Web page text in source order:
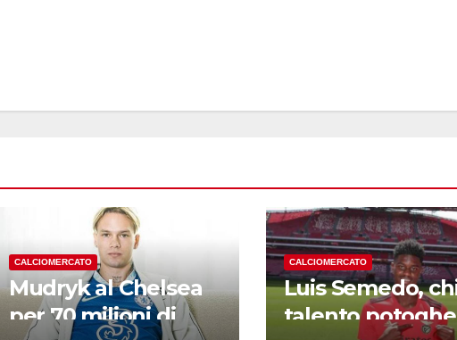
CALCIOMERCATO
Mudryk al Chelsea
per 70 milioni di
CALCIOMERCATO
Luis Semedo,
talento